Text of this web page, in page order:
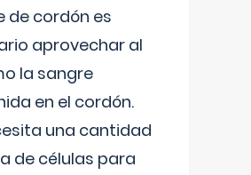
de cordón es
aprovechar al
la sangre
en el cordón.
una cantidad
de células para